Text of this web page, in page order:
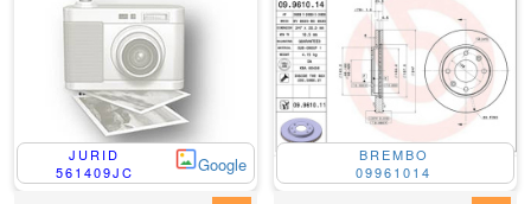
JURID
561409JC
Google
BREMBO
09961014